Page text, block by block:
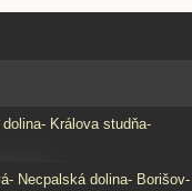
Králova studňa-
Necpalská dolina- Borišov-